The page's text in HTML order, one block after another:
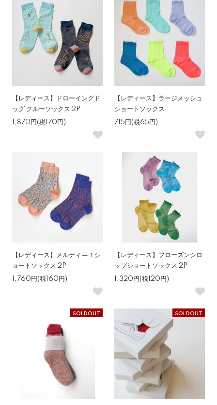
【レディース】ドローイングド
ッグ クルーソックス 2P
1,870円(税170円)
【レディース】ラージメッシュ
ショートソックス
715円(税65円)
【レディース】メルティ—！シ
ョートソックス 2P
1,760円(税160円)
【レディース】フローズンシロ
ップショートソックス 2P
1,320円(税120円)
SOLDOUT SOLDOUT